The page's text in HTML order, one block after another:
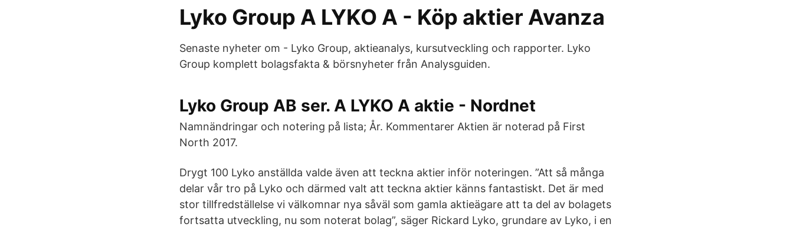
Lyko Group A LYKO A - Köp aktier Avanza
Senaste nyheter om - Lyko Group, aktieanalys, kursutveckling och rapporter. Lyko
Group komplett bolagsfakta & börsnyheter från Analysguiden.
Lyko Group AB ser. A LYKO A aktie - Nordnet
Namnändringar och notering på lista; År. Kommentarer Aktien är noterad på First
North 2017.
Drygt 100 Lyko anställda valde även att teckna aktier inför noteringen. ”Att så många
delar vår tro på Lyko och därmed valt att teckna aktier känns fantastiskt. Det är med
stor tillfredställelse vi välkomnar nya såväl som gamla aktieägare att ta del av bolagets
fortsatta utveckling, nu som noterat bolag”, säger Rickard Lyko, grundare av Lyko, i en